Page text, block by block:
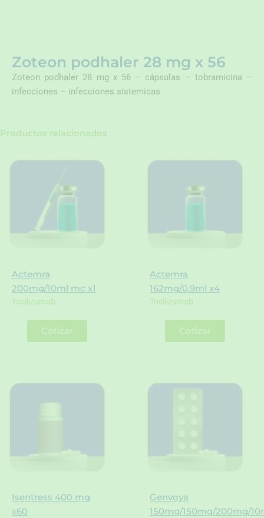
Zoteon podhaler 28 mg x 56
Zoteon podhaler 28 mg x 56 – cápsulas – tobramicina –
infecciones – infecciones sistemicas
Productos relacionados
Actemra
200mg/10ml mc x1
Tocilizumab
Cotizar
Actemra
162mg/0.9ml x4
Tocilizumab
Cotizar
Isentress 400 mg
x60
Genvoya
150mg/150mg/200mg/